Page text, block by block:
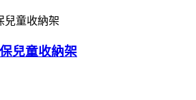
兒童收納架